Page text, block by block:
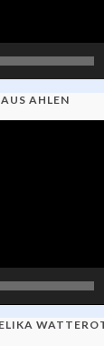
AHLEN